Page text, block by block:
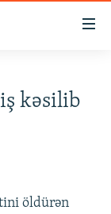
kəsilib
öldürən